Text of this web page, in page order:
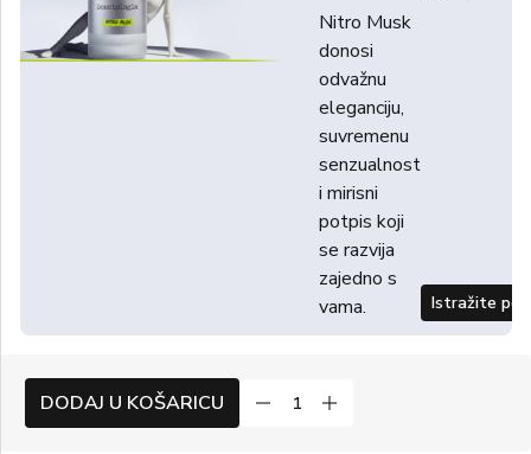
Nitro Musk
donosi
odvažnu
eleganciju,
suvremenu
senzualnost
i mirisni
potpis koji
se razvija
zajedno s
vama.
Istražite
DODAJ U KOŠARICU